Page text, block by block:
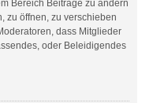
Bereich Beiträge zu ändern
zu öffnen, zu verschieben
dass Mitglieder
oder Beleidigendes